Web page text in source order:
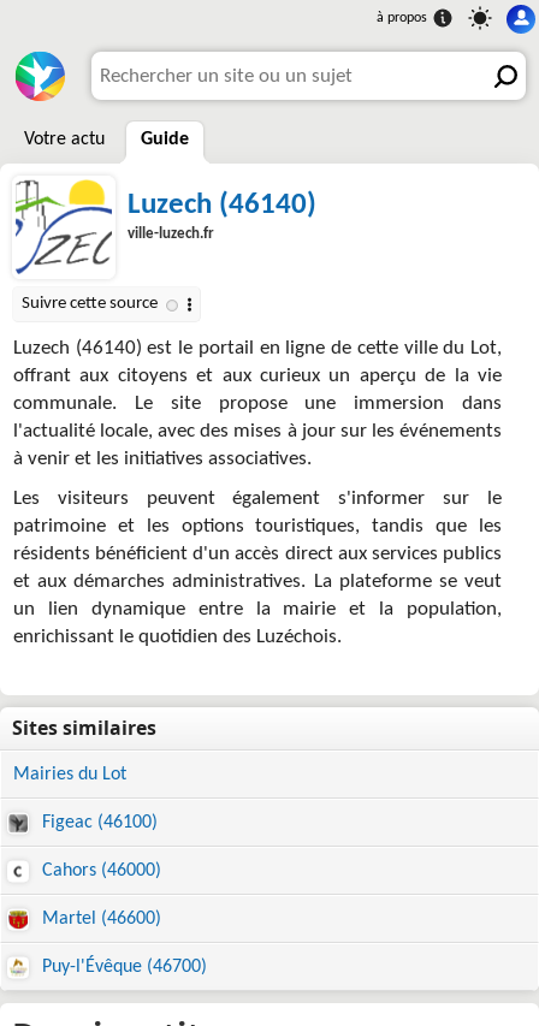
Votre actu Guide
Luzech (46140)
ville-luzech.fr
Luzech (46140) est le portail en ligne de cette ville du Lot,
offrant aux citoyens et aux curieux un aperçu de la vie
communale. Le site propose une immersion dans
l'actualité locale, avec des mises à jour sur les événements
à venir et les initiatives associatives.
Les visiteurs peuvent également s'informer sur le
patrimoine et les options touristiques, tandis que les
résidents bénéficient d'un accès direct aux services publics
et aux démarches administratives. La plateforme se veut
un lien dynamique entre la mairie et la population,
enrichissant le quotidien des Luzéchois.
Mairies du Lot
Figeac (46100)
Cahors (46000)
Martel (46600)
Puy-l'Évêque (46700)